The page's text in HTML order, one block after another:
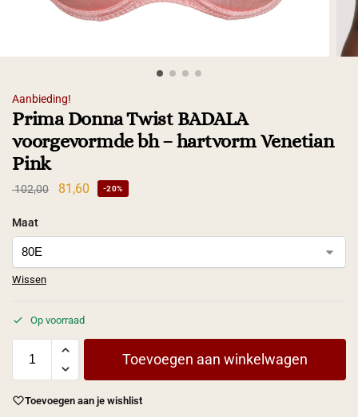
Aanbieding!
Prima Donna Twist BADALA
voorgevormde bh – hartvorm Venetian
Pink
102,00 81,60 -20%
Maat
Wissen
Op voorraad
Toevoegen aan winkelwagen
Toevoegen aan je wishlist